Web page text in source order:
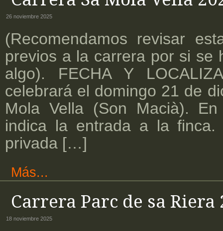
26 noviembre 2025
(Recomendamos revisar
previos a la carrera por si se
algo). FECHA Y
celebrará el domingo 21 de
Mola Vella (Son Macià).
indica la entrada a la
privada […]
Más...
Carrera Parc de sa Riera
18 noviembre 2025